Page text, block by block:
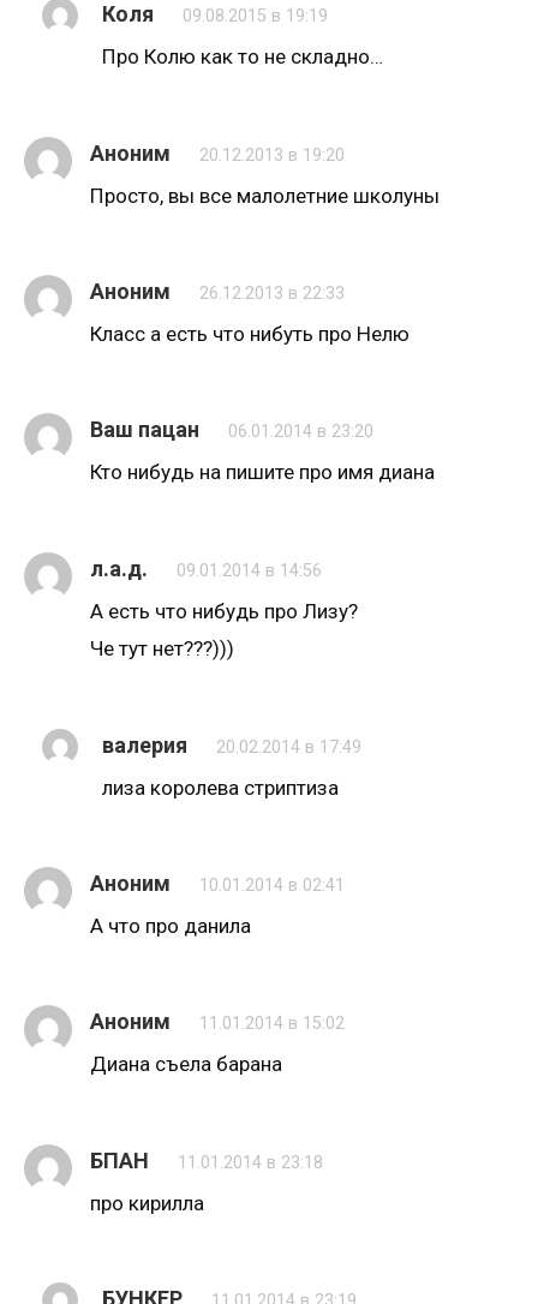
Коля 09.08.2015 в 19:19
Про Колю как то не складно…
Аноним 20.12.2013 в 19:20
Просто, вы все малолетние школуны
Аноним 26.12.2013 в 22:33
Класс а есть что нибуть про Нелю
Ваш пацан 06.01.2014 в 23:20
Кто нибудь на пишите про имя диaна
л.а.д. 09.01.2014 в 14:56
А есть что нибудь про Лизу?
Че тут нет???)))
валерия 20.02.2014 в 17:49
лиза королева стриптиза
Аноним 10.01.2014 в 02:41
А что про данила
Аноним 11.01.2014 в 15:02
Диана съела барана
БПАН 11.01.2014 в 23:18
про кирилла
БУНКЕР